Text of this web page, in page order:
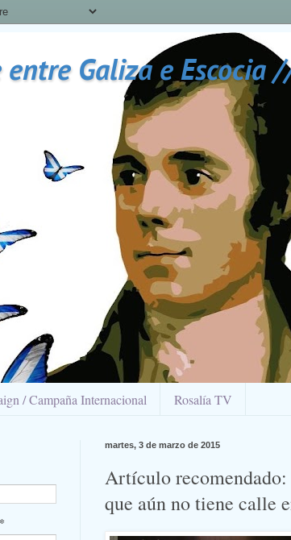
entre Galiza e Escocia
/ Campaña Internacional Rosalía TV
martes, 3 de marzo de 2015
Artículo
que aún no tiene calle
*